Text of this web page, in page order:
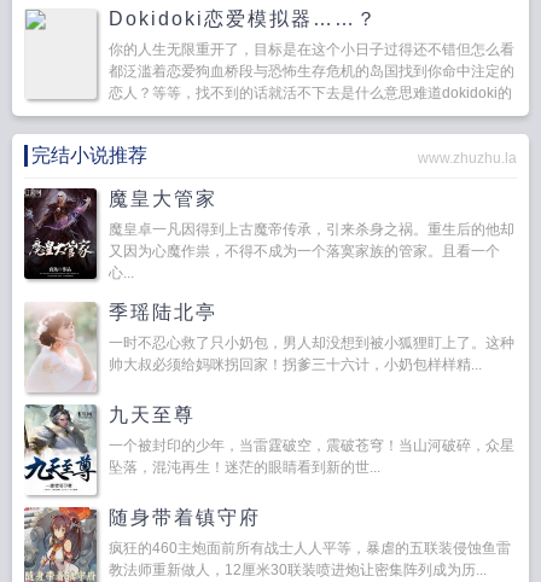
Dokidoki恋爱模拟器……？
你的人生无限重开了，目标是在这个小日子过得还不错但怎么看
都泛滥着恋爱狗血桥段与恐怖生存危机的岛国找到你命中注定的
恋人？等等，找不到的话就活不下去是什么意思难道dokidoki的
部分是指生存而不是恋爱吗！■你咒回开局真假千...
完结小说推荐 www.zhuzhu.la
魔皇大管家
魔皇卓一凡因得到上古魔帝传承，引来杀身之祸。重生后的他却
又因为心魔作祟，不得不成为一个落寞家族的管家。且看一个
心...
季瑶陆北亭
一时不忍心救了只小奶包，男人却没想到被小狐狸盯上了。这种
帅大叔必须给妈咪拐回家！拐爹三十六计，小奶包样样精...
九天至尊
一个被封印的少年，当雷霆破空，震破苍穹！当山河破碎，众星
坠落，混沌再生！迷茫的眼睛看到新的世...
随身带着镇守府
疯狂的460主炮面前所有战士人人平等，暴虐的五联装侵蚀鱼雷
教法师重新做人，12厘米30联装喷进炮让密集阵列成为历...